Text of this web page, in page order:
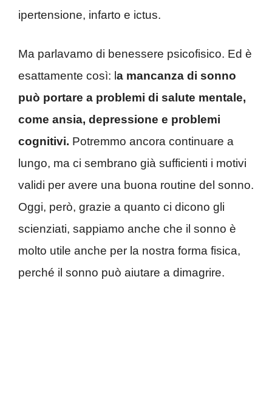
ipertensione, infarto e ictus.
Ma parlavamo di benessere psicofisico. Ed è
esattamente così: l a mancanza di sonno
può portare a problemi di salute mentale,
come ansia, depressione e problemi
cognitivi. Potremmo ancora continuare a
lungo, ma ci sembrano già sufficienti i motivi
validi per avere una buona routine del sonno.
Oggi, però, grazie a quanto ci dicono gli
scienziati, sappiamo anche che il sonno è
molto utile anche per la nostra forma fisica,
perché il sonno può aiutare a dimagrire.